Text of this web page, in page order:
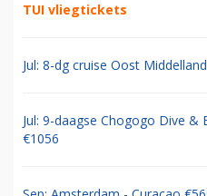
TUI vliegtickets
Jul: 8-dg cruise Oost
Jul: 9-daagse Chogogo Dive &
€1056